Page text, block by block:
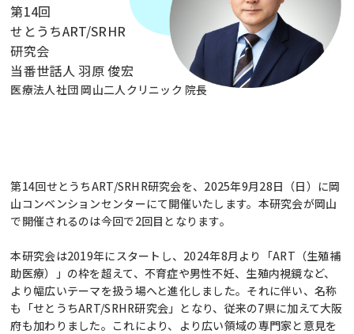
第14回
せとうちART/SRHR
研究会
当番世話人 羽原 俊宏
医療法人社団 岡山二人クリニック 院長
第14回せとうちART/SRHR研究会を、2025年9月28日（日）に岡
山コンベンションセンターにて開催いたします。本研究会が岡山
で開催されるのは今回で2回目となります。
本研究会は2019年にスタートし、2024年8月より「ART（生殖補
助医療）」の枠を超えて、不育症や男性不妊、生殖内視鏡など、
より幅広いテーマを扱う場へと進化しました。それに伴い、名称
も「せとうちART/SRHR研究会」となり、従来の7県に加えて大阪
府も加わりました。これにより、より広い領域の専門家と意見を